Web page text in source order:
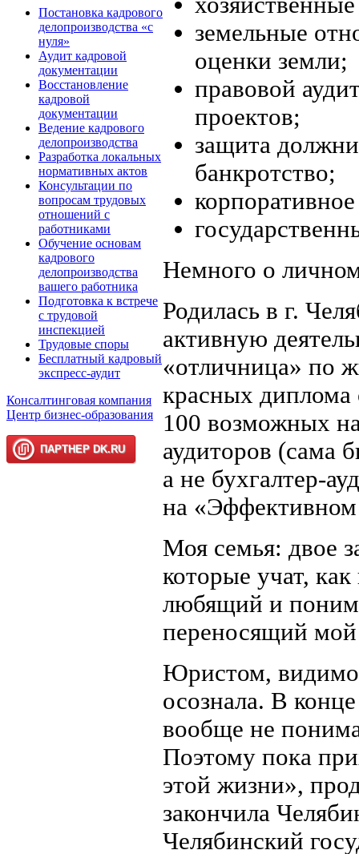
Постановка кадрового
делопроизводства «с
нуля»
Аудит кадровой
документации
Восстановление
кадровой
документации
Ведение кадрового
делопроизводства
Разработка локальных
нормативных актов
Консультации по
вопросам трудовых
отношений с
работниками
Обучение основам
кадрового
делопроизводства
вашего работника
Подготовка к встрече
с трудовой
инспекцией
Трудовые споры
Бесплатный кадровый
экспресс-аудит
Консалтинговая компания
Центр бизнес-образования
земельные
оценки земли;
правовой
проектов;
защита
банкротство;
Немного о
Родилась в г.
активную
«отличница» по
красных диплома
100 возможных
аудиторов (сама
а не бухгалтер-
на «Эффективном
Моя семья: двое
которые учат,
любящий и
переносящий
Юристом, видимо,
осознала. В
вообще не
Поэтому пока
этой жизни»,
закончила
Челябинский